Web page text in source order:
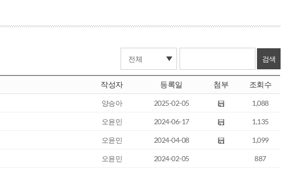
작성자 등록일 첨부 조회수
양승아 2025-02-05 1,088
오윤민 2024-06-17 1,135
오윤민 2024-04-08 1,099
오윤민 2024-02-05 887